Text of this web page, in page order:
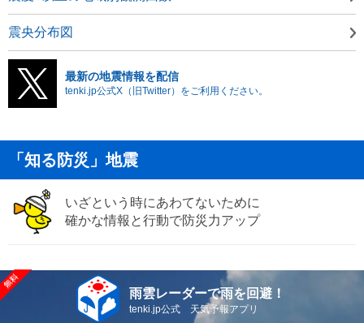
震央分布図
最新の地震情報を配信
tenki.jp公式X（旧Twitter）をご利用ください。
「知る防災」地震
いざという時にあわてないために
確かな情報と行動で防災力アップ
雨雲レーダーで雨を回避！
tenki.jp公式 天気予報アプリ